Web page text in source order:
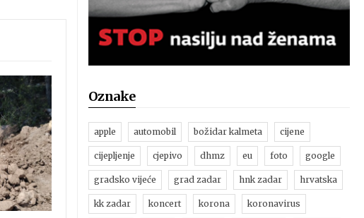
Oznake
apple automobil božidar kalmeta cijene
cijepljenje cjepivo dhmz eu foto google
gradsko vijeće grad zadar hnk zadar hrvatska
kk zadar koncert korona koronavirus